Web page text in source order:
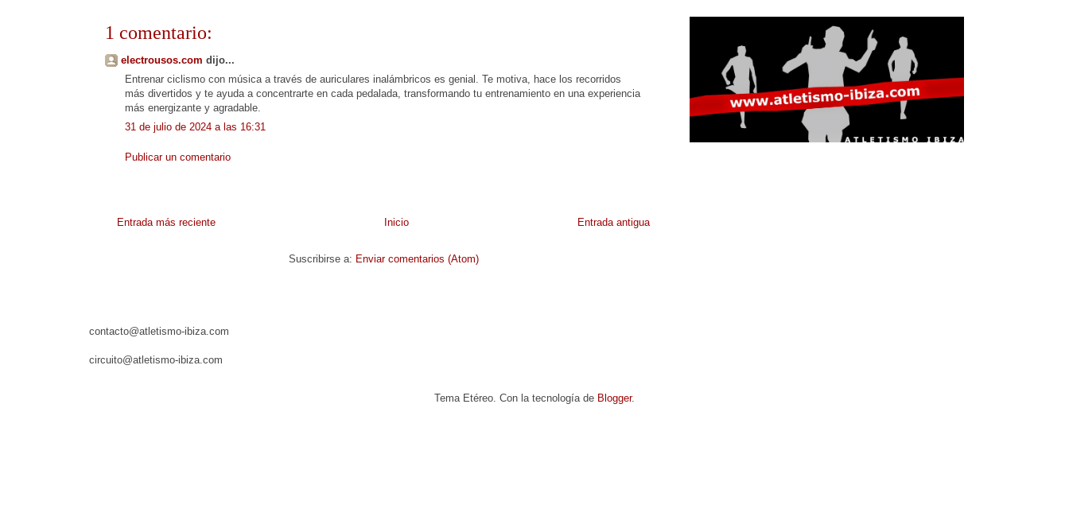
1 comentario:
electrousos.com dijo...
Entrenar ciclismo con música a través de auriculares inalámbricos es genial. Te motiva, hace los recorridos
más divertidos y te ayuda a concentrarte en cada pedalada, transformando tu entrenamiento en una experiencia
más energizante y agradable.
31 de julio de 2024 a las 16:31
Publicar un comentario
Entrada más reciente Entrada antigua
Inicio
Suscribirse a: Enviar comentarios (Atom)
contacto@atletismo-ibiza.com
circuito@atletismo-ibiza.com
Tema Etéreo. Con la tecnología de Blogger.